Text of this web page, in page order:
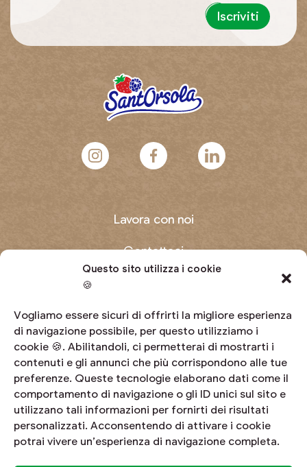
Questo sito utilizza i cookie
🍪
Vogliamo essere sicuri di offrirti la migliore esperienza
di navigazione possibile, per questo utilizziamo i
cookie 🍪. Abilitandoli, ci permetterai di mostrarti i
contenuti e gli annunci che più corrispondono alle tue
preferenze. Queste tecnologie elaborano dati come il
comportamento di navigazione o gli ID unici sul sito e
utilizzano tali informazioni per fornirti dei risultati
personalizzati. Acconsentendo di attivare i cookie
potrai vivere un’esperienza di navigazione completa.
Iscriviti
Lavora con noi
Contattaci
Diventa produttore
Area riservata
Whistleblowing